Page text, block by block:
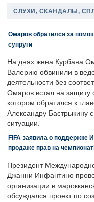
СЛУХИ, СКАНДАЛЫ,
Омаров обратился за
супруги
На днях жена Курбана
Валерию обвинили в
деятельности без
Омаров встал на защиту
котором обратился к
Александру Бастрыкину
ситуации.
FIFA заявила о поддержке
продаже прав на
Президент
Джанни Инфантино
организации в
обсуждался проект по